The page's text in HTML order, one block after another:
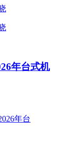
年台式机